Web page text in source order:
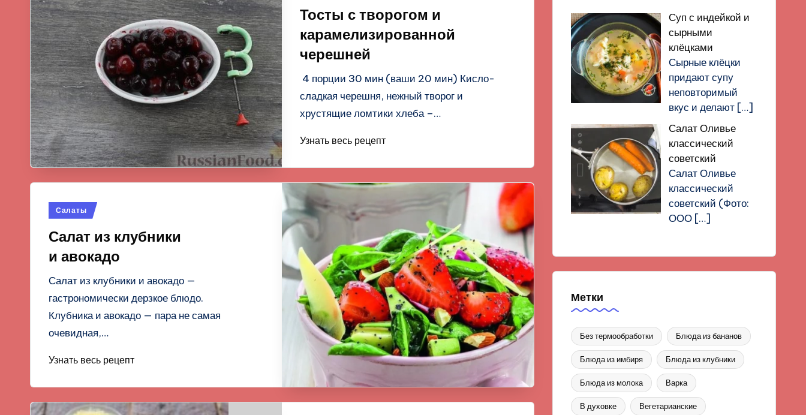
Тосты с творогом и
карамелизированной
черешней
4 порции 30 мин (ваши 20 мин) Кисло-
сладкая черешня, нежный творог и
хрустящие ломтики хлеба –…
Узнать весь рецепт
Опубликовано
Салаты
Салат из клубники
и авокадо
Салат из клубники и авокадо —
гастрономически дерзкое блюдо.
Клубника и авокадо — пара не самая
очевидная,…
Узнать весь рецепт
Суп с индейкой и
сырными
клёцками
Сырные клёцки
придают супу
неповторимый
вкус и делают […]
Салат Оливье
классический
советский
Салат Оливье
классический
советский (Фото:
ООО […]
Метки
Без термообработки Блюда из бананов
Блюда из имбиря Блюда из клубники
Блюда из молока Варка
В духовке Вегетарианские